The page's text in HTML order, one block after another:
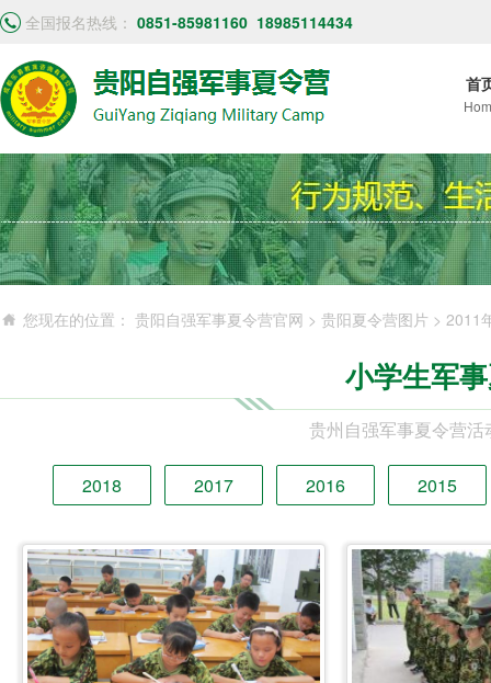
全国报名热线： 0851-85981160 18985114434
首
您现在的位置： 贵阳自强军事夏令营官网 > 贵阳夏令营图片 > 2011
小学生军
贵州自强军事夏令营
2018 2017 2016 2015